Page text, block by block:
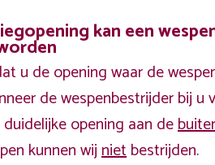
kan een
u de opening waar de
de wespenbestrijder bij u
opening aan de
kunnen wijnietbestrijden.